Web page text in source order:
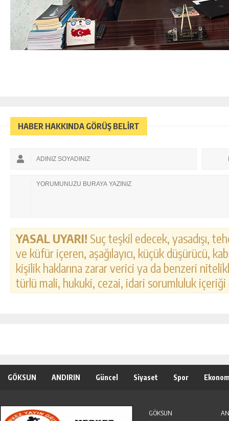
HABER HAKKINDA GÖRÜŞ BELİRT
YASAL UYARI! Suç teşkil edecek, yasadışı,
ve küfür içeren, aşağılayıcı, küçük düşürücü,
kişilik haklarına zarar verici ya da benzeri
türlü mali, hukuki, cezai, idari sorumluluk
GÖKSUN ANDIRIN Güncel Siyaset Spor
GÖKSUN